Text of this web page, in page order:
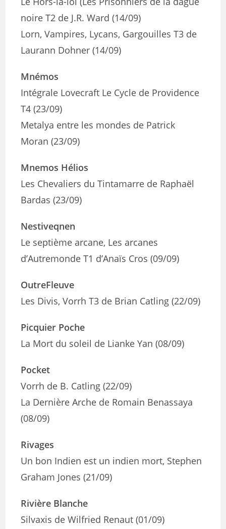
noire T2 de J.R. Ward (14/09)
Lorn, Vampires, Lycans, Gargouilles T3 de
Laurann Dohner (14/09)
Mnémos
Intégrale Lovecraft Le Cycle de Providence
T4 (23/09)
Metalya entre les mondes de Patrick
Moran (23/09)
Mnemos Hélios
Les Chevaliers du Tintamarre de Raphaël
Bardas (23/09)
Nestiveqnen
Le septième arcane, Les arcanes
d’Autremonde T1 d’Anaïs Cros (09/09)
OutreFleuve
Les Divis, Vorrh T3 de Brian Catling (22/09)
Picquier Poche
La Mort du soleil de Lianke Yan (08/09)
Pocket
Vorrh de B. Catling (22/09)
La Dernière Arche de Romain Benassaya
(08/09)
Rivages
Un bon Indien est un indien mort, Stephen
Graham Jones (21/09)
Rivière Blanche
Silvaxis de Wilfried Renaut (01/09)